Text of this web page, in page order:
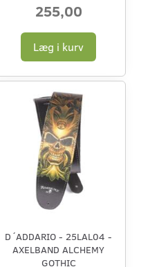
255,00
Læg i kurv
D´ADDARIO - 25LAL04 -
AXELBAND ALCHEMY
GOTHIC